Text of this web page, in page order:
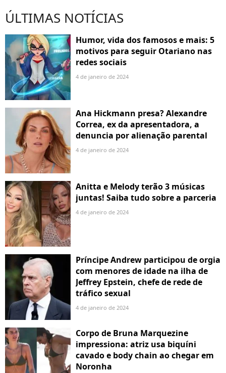
ÚLTIMAS NOTÍCIAS
Humor, vida dos famosos e mais: 5
motivos para seguir Otariano nas
redes sociais
4 de janeiro de 2024
Ana Hickmann presa? Alexandre
Correa, ex da apresentadora, a
denuncia por alienação parental
4 de janeiro de 2024
Anitta e Melody terão 3 músicas
juntas! Saiba tudo sobre a parceria
4 de janeiro de 2024
Príncipe Andrew participou de orgia
com menores de idade na ilha de
Jeffrey Epstein, chefe de rede de
tráfico sexual
4 de janeiro de 2024
Corpo de Bruna Marquezine
impressiona: atriz usa biquíni
cavado e body chain ao chegar em
Noronha